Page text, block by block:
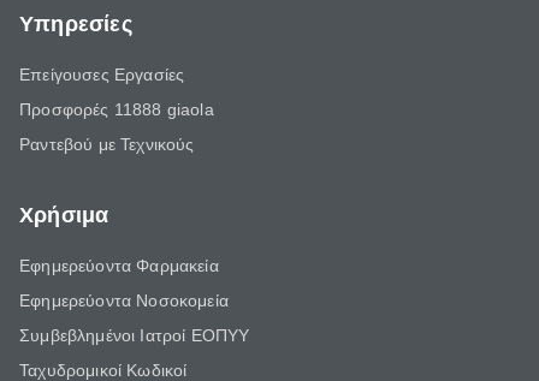
Υπηρεσίες
Επείγουσες Εργασίες
Προσφορές 11888 giaola
Ραντεβού με Τεχνικούς
Χρήσιμα
Εφημερεύοντα Φαρμακεία
Εφημερεύοντα Νοσοκομεία
Συμβεβλημένοι Ιατροί ΕΟΠΥΥ
Ταχυδρομικοί Κωδικοί